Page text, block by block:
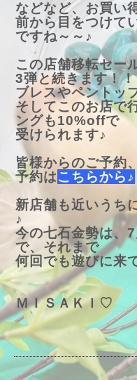
などなど、お買い
前から目をつけて
ですね～～♪
この店舗移転セー
3弾と続きます！！
ブレスやペントッ
そしてこのお店で
ングも10%offで
受けられます♪
皆様からのご予約
予約はこちらから♪
新店舗も近いうち
♪
今の七石金勢は、
で、それまで
何回でも遊びに来
ＭＩＳＡＫＩ♡